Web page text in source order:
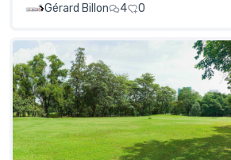
Gérard Billon 4 0